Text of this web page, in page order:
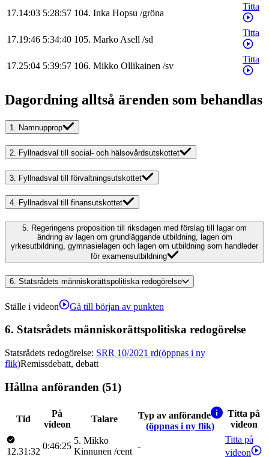
17.14:03 5:28:57 104. Inka Hopsu /gröna
Titta
17.19:46 5:34:40 105. MarkoAsell /sd
Titta
17.25:04 5:39:57 106. Mikko Ollikainen /sv
Titta
Dagordning alltså ärenden som behandlas
1. Namnupprop
2. Fyllnadsval till social- och hälsovårdsutskottet
3. Fyllnadsval till förvaltningsutskottet
4. Fyllnadsval till finansutskottet
5. Regeringens proposition till riksdagen med förslag till lagar om
ändring av lagen om grundläggande utbildning, lagen om
yrkesutbildning, gymnasielagen och lagen om utbildning som handleder
för examensutbildning
6. Statsrådets människorättspolitiska redogörelse
Ställe i videon Gå till början av punkten
6. Statsrådets människorättspolitiska redogörelse
Statsrådets redogörelse: SRR 10/2021 rd(öppnas i ny
flik)Remissdebatt, debatt
Hållna anföranden (51)
Tid
På
videon
Talare
Typ av anförande
(öppnas i ny flik)
Titta på
videon
12.31:32
0:46:25
5. Mikko
Kinnunen /cent
-
Titta på
videon